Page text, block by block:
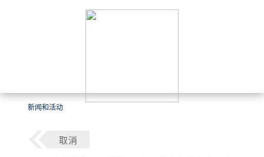
新闻和活动
取消